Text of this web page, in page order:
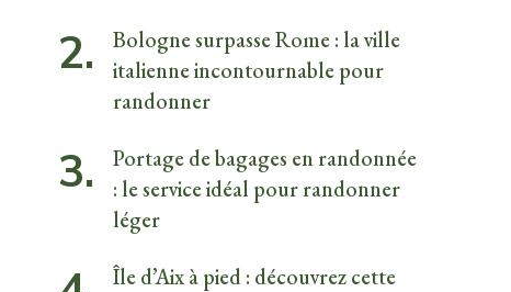
Bologne surpasse Rome : la ville
italienne incontournable pour
randonner
Portage de bagages en randonnée
: le service idéal pour randonner
léger
Île d’Aix à pied : découvrez cette